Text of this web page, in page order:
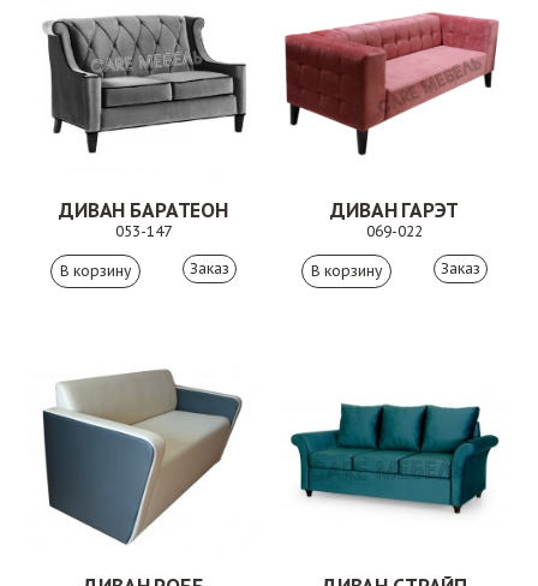
ДИВАН БАРАТЕОН
053-147
Заказ
ДИВАН ГАРЭТ
069-022
Заказ